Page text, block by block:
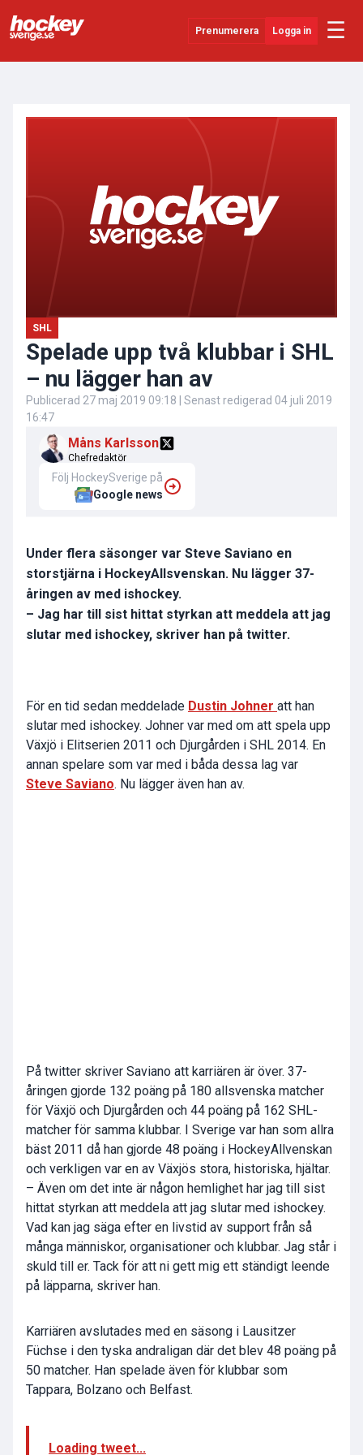
Prenumerera Logga in ☰
SHL
Spelade upp två klubbar i SHL
– nu lägger han av
Publicerad 27 maj 2019 09:18 | Senast redigerad 04 juli 2019
16:47
Måns Karlsson
Chefredaktör
Följ HockeySverige på
Google news
Under flera säsonger var Steve Saviano en
storstjärna i HockeyAllsvenskan. Nu lägger 37-
åringen av med ishockey.
– Jag har till sist hittat styrkan att meddela att jag
slutar med ishockey, skriver han på twitter.
För en tid sedan meddelade Dustin Johner att han
slutar med ishockey. Johner var med om att spela upp
Växjö i Elitserien 2011 och Djurgården i SHL 2014. En
annan spelare som var med i båda dessa lag var
Steve Saviano. Nu lägger även han av.
På twitter skriver Saviano att karriären är över. 37-
åringen gjorde 132 poäng på 180 allsvenska matcher
för Växjö och Djurgården och 44 poäng på 162 SHL-
matcher för samma klubbar. I Sverige var han som allra
bäst 2011 då han gjorde 48 poäng i HockeyAllvenskan
och verkligen var en av Växjös stora, historiska, hjältar.
– Även om det inte är någon hemlighet har jag till sist
hittat styrkan att meddela att jag slutar med ishockey.
Vad kan jag säga efter en livstid av support från så
många människor, organisationer och klubbar. Jag står i
skuld till er. Tack för att ni gett mig ett ständigt leende
på läpparna, skriver han.
Karriären avslutades med en säsong i Lausitzer
Füchse i den tyska andraligan där det blev 48 poäng på
50 matcher. Han spelade även för klubbar som
Tappara, Bolzano och Belfast.
Loading tweet...